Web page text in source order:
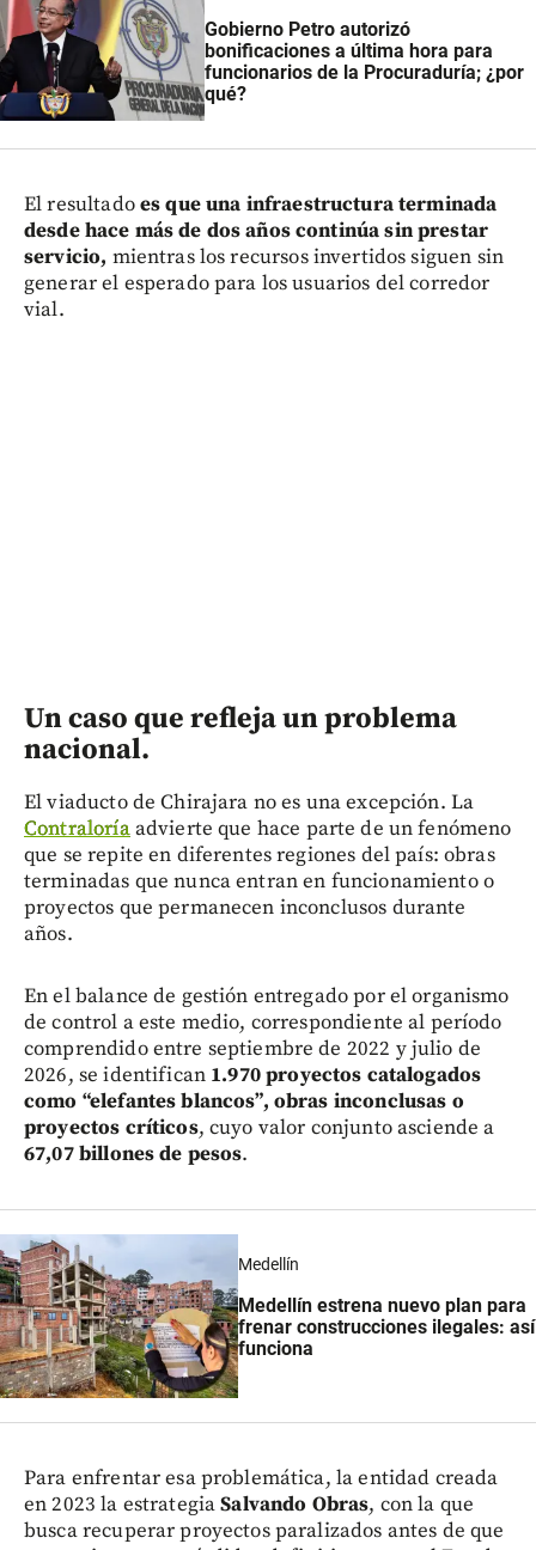
Gobierno Petro autorizó
bonificaciones a última hora para
funcionarios de la Procuraduría; ¿por
qué?
El resultadoes que una infraestructura terminada
desde hace más de dos años continúa sin prestar
servicio, mientras los recursos invertidos siguen sin
generar el esperado para los usuarios del corredor
vial.
Un caso que refleja un problema
nacional.
El viaducto de Chirajara no es una excepción. La
Contraloríaadvierte que hace parte de un fenómeno
que se repite en diferentes regiones del país: obras
terminadas que nunca entran en funcionamiento o
proyectos que permanecen inconclusos durante
años.
En el balance de gestión entregado por el organismo
de control a este medio, correspondiente al período
comprendido entre septiembre de 2022 y julio de
2026, se identifican 1.970 proyectos catalogados
como “elefantes blancos”, obras inconclusas o
proyectos críticos, cuyo valor conjunto asciende a
67,07 billones de pesos.
Medellín
Medellín estrena nuevo plan para
frenar construcciones ilegales: así
funciona
Para enfrentar esa problemática, la entidad creada
en 2023 la estrategiaSalvando Obras, con la que
busca recuperar proyectos paralizados antes de que